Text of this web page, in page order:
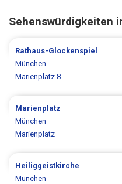
Sehenswürdigkeiten
Rathaus-Glockenspiel
München
Marienplatz 8
Marienplatz
München
Marienplatz
Heiliggeistkirche
München